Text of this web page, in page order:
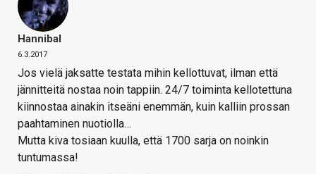
Hannibal
6.3.2017
Jos vielä jaksatte testata mihin kellottuvat, ilman että
jännitteitä nostaa noin tappiin. 24/7 toiminta kellotettuna
kiinnostaa ainakin itseäni enemmän, kuin kalliin prossan
paahtaminen nuotiolla…
Mutta kiva tosiaan kuulla, että 1700 sarja on noinkin
tuntumassa!